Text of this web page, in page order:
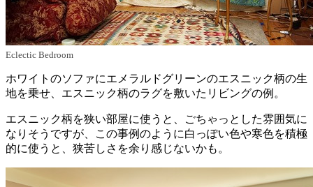
Eclectic Bedroom
ホワイトのソファにエメラルドグリーンのエスニック柄の生
地を乗せ、エスニック柄のラグを敷いたリビングの例。
エスニック柄を狭い部屋に使うと、ごちゃっとした雰囲気に
なりそうですが、この事例のように白っぽい色や寒色を積極
的に使うと、狭苦しさを余り感じないかも。